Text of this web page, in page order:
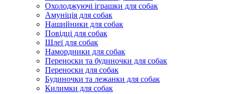
Охолоджуючі іграшки для собак
Амуніція для собак
Нашийники для собак
Повідці для собак
Шлеї для собак
Намордники для собак
Переноски та будиночки для собак
Переноски для собак
Будиночки та лежанки для собак
Килимки для собак